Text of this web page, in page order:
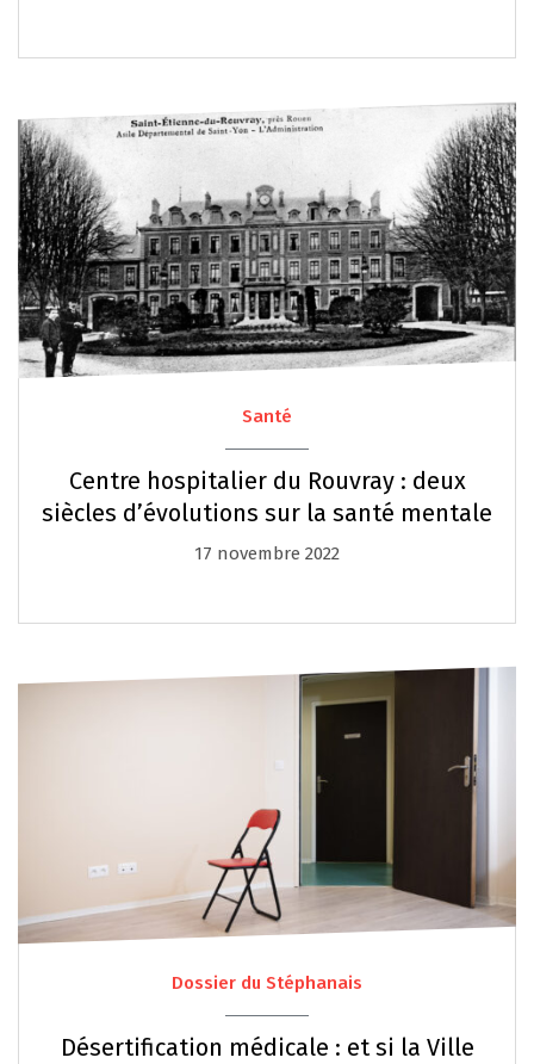
Santé
Centre hospitalier du Rouvray : deux
siècles d’évolutions sur la santé mentale
17 novembre 2022
Dossier du Stéphanais
Désertification médicale : et si la Ville